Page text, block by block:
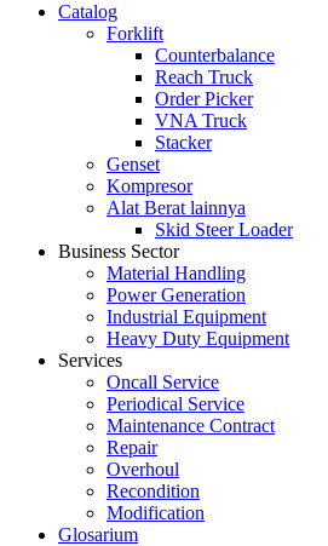
Catalog
Forklift
Counterbalance
Reach Truck
Order Picker
VNA Truck
Stacker
Genset
Kompresor
Alat Berat lainnya
Skid Steer Loader
Business Sector
Material Handling
Power Generation
Industrial Equipment
Heavy Duty Equipment
Services
Oncall Service
Periodical Service
Maintenance Contract
Repair
Overhoul
Recondition
Modification
Glosarium